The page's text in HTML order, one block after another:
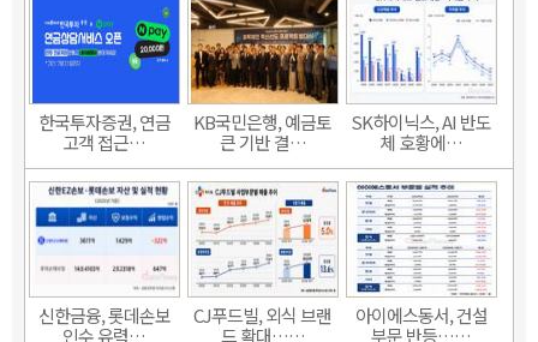
한국투자증권, 연금
고객 접근…
KB국민은행, 예금토
큰 기반 결…
SK하이닉스, AI 반도
체 호황에…
신한금융, 롯데손보
인수 유력…
CJ푸드빌, 외식 브랜
드 확대……
아이에스동서, 건설
부문 반등……